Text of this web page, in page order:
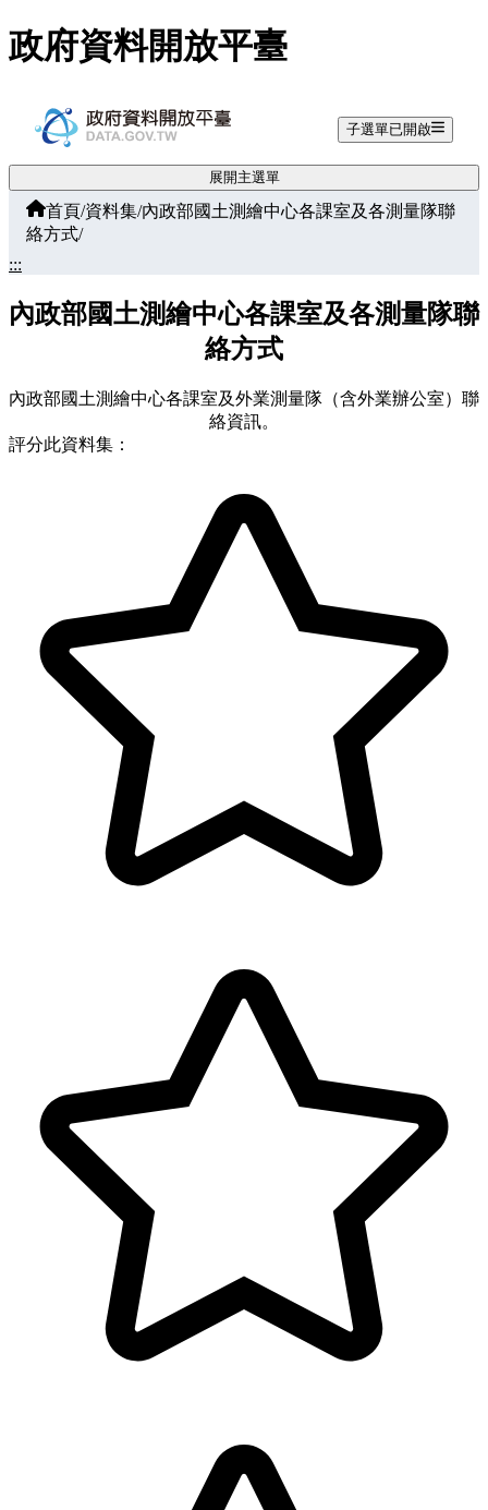
跳至主要內容
政府資料開放平臺
子選單已開啟
展開主選單
首頁/資料集/內政部國土測繪中心各課室及各測量隊聯
絡方式/
:::
內政部國土測繪中心各課室及各測量隊聯
絡方式
內政部國土測繪中心各課室及外業測量隊（含外業辦公室）聯
絡資訊。
評分此資料集：